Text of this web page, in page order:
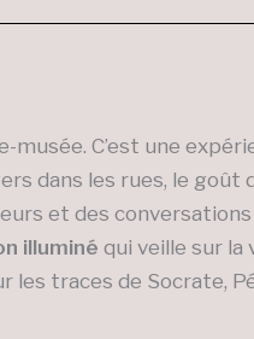
musée. C’est une
dans les rues, le goût
et des conversations
illuminé qui veille sur la
les traces de Socrate,